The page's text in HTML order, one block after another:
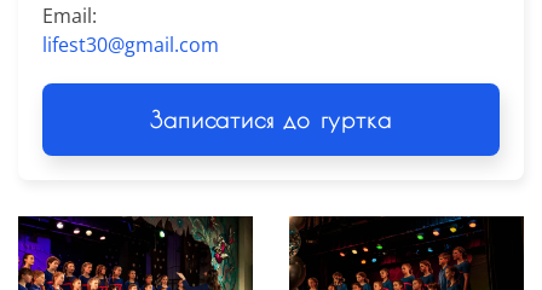
Email:
lifest30@gmail.com
Записатися до гуртка